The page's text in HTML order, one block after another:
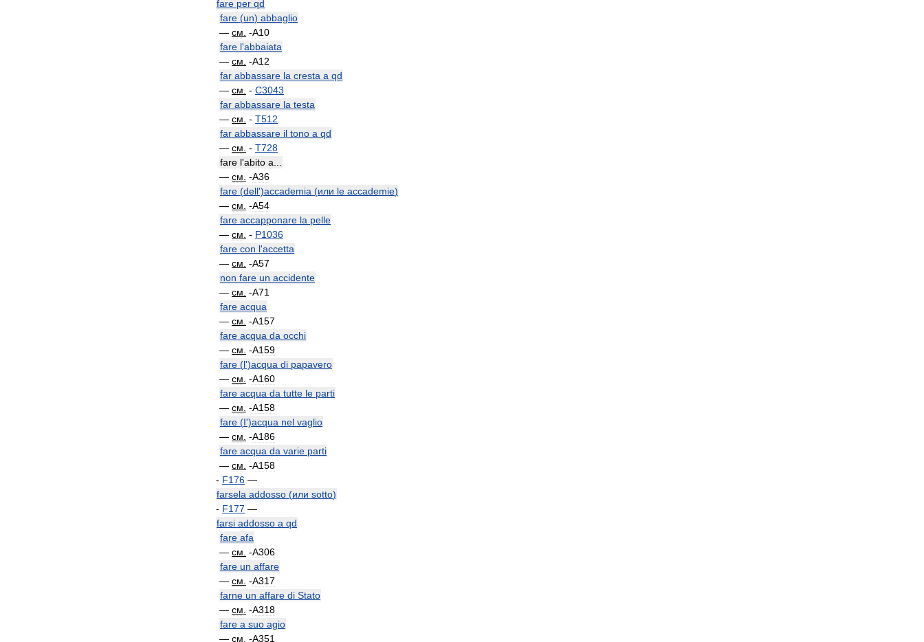
fare per qd
fare (un) abbaglio
— см -A10
fare l'abbaiata
— см -A12
far abbassare la cresta a qd
— см - C3043
far abbassare la testa
— см - T512
far abbassare il tono a qd
— см - T728
fare l'abito a
— см -A36
fare (dell')accademia (или le accademie)
— см -A54
fare accapponare la pelle
— см - P1036
fare con l'accetta
— см -A57
non fare un accidente
— см -A71
fare acqua
— см -A157
fare acqua da occhi
— см -A159
fare (l')acqua di papavero
— см -A160
fare acqua da tutte le parti
— см -A158
fare (I')acqua nel vaglio
— см -A186
fare acqua da varie parti
— см -A158
- F176 —
farsela addosso (или sotto)
- F177 —
farsi addosso a qd
fare afa
— см -A306
fare un affare
— см -A317
farne un affare di Stato
— см -A318
fare a suo agio
— см -A351